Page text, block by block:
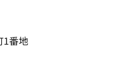
番地